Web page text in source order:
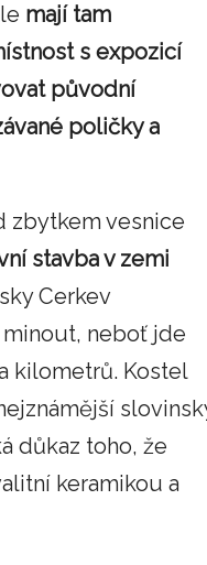
mají tam
s expozicí
původní
poličky a
zbytkem vesnice
stavba v zemi
Cerkev
neboť jde
kilometrů. Kostel
důkaz toho, že
keramikou a